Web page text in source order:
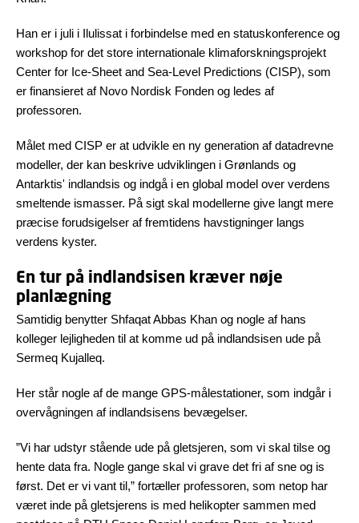
Han er i juli i Ilulissat i forbindelse med en statuskonference og
workshop for det store internationale klimaforskningsprojekt
Center for Ice-Sheet and Sea-Level Predictions (CISP), som
er finansieret af Novo Nordisk Fonden og ledes af
professoren.
Målet med CISP er at udvikle en ny generation af datadrevne
modeller, der kan beskrive udviklingen i Grønlands og
Antarktis' indlandsis og indgå i en global model over verdens
smeltende ismasser. På sigt skal modellerne give langt mere
præcise forudsigelser af fremtidens havstigninger langs
verdens kyster.
En tur på indlandsisen kræver nøje
planlægning
Samtidig benytter Shfaqat Abbas Khan og nogle af hans
kolleger lejligheden til at komme ud på indlandsisen ude på
Sermeq Kujalleq.
Her står nogle af de mange GPS-målestationer, som indgår i
overvågningen af indlandsisens bevægelser.
”Vi har udstyr stående ude på gletsjeren, som vi skal tilse og
hente data fra. Nogle gange skal vi grave det fri af sne og is
først. Det er vi vant til,” fortæller professoren, som netop har
været inde på gletsjerens is med helikopter sammen med